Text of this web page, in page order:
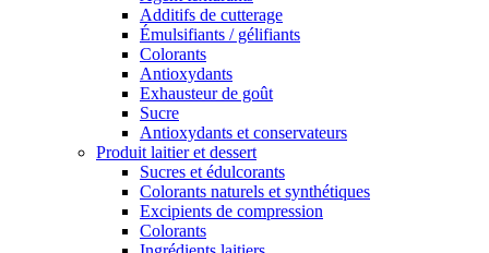
Additifs de cutterage
Émulsifiants / gélifiants
Colorants
Antioxydants
Exhausteur de goût
Sucre
Antioxydants et conservateurs
Produit laitier et dessert
Sucres et édulcorants
Colorants naturels et synthétiques
Excipients de compression
Colorants